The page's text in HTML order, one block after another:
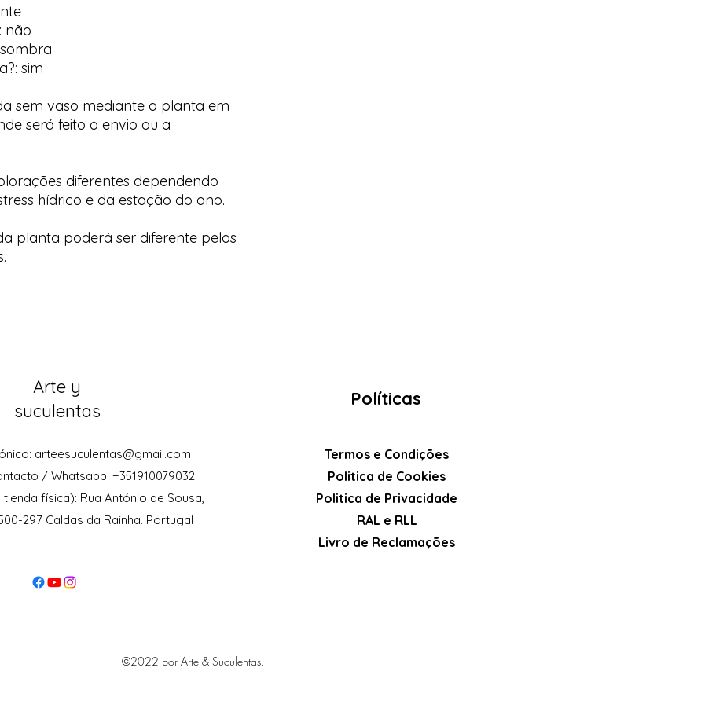
não
sim
sem vaso mediante a planta em
será feito o envio ou a
diferentes dependendo
hídrico e da estação do ano.
planta poderá ser diferente pelos
Arte y
suculentas
arteesuculentas@gmail.com
/ Whatsapp: +351910079032
física): Rua António de Sousa,
297 Caldas da Rainha. Portugal
Políticas
Termos e Condições
Politica de Cookies
Politica de Privacidade
RAL e RLL
Livro de Reclamações
©2022 por Arte & Suculentas.